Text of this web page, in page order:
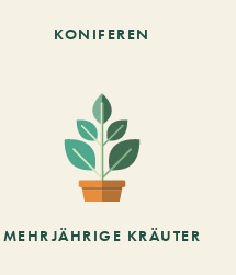
KONIFEREN
MEHRJÄHRIGE KRÄUTER